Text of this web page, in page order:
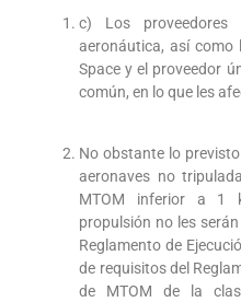
c) Los proveedores
aeronáutica, así como
Space y el proveedor
común, en lo que les
No obstante lo
aeronaves no
MTOM inferior a 1
propulsión no les
Reglamento de
de requisitos del
de MTOM de la